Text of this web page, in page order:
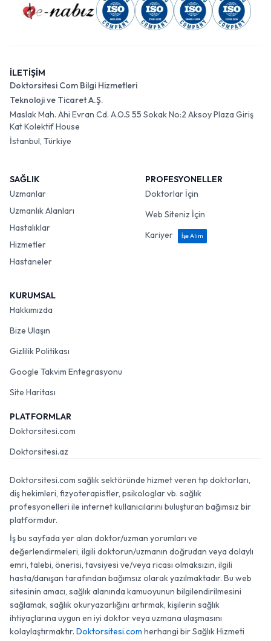
İLETİŞİM
Doktorsitesi Com Bilgi Hizmetleri
Teknoloji ve Ticaret A.Ş.
Maslak Mah. Ahi Evran Cd. A.O.S 55 Sokak No:2 Aksoy Plaza Giriş
Kat Kolektif House
İstanbul, Türkiye
SAĞLIK
Uzmanlar
Uzmanlık Alanları
Hastalıklar
Hizmetler
Hastaneler
PROFESYONELLER
Doktorlar İçin
Web Siteniz İçin
Kariyer
İşe Alım
KURUMSAL
Hakkımızda
Bize Ulaşın
Gizlilik Politikası
Google Takvim Entegrasyonu
Site Haritası
PLATFORMLAR
Doktorsitesi.com
Doktorsitesi.az
Doktorsitesi.com sağlık sektöründe hizmet veren tıp doktorları,
diş hekimleri, fizyoterapistler, psikologlar vb. sağlık
profesyonelleri ile internet kullanıcılarını buluşturan bağımsız bir
platformdur.
İş bu sayfada yer alan doktor/uzman yorumları ve
değerlendirmeleri, ilgili doktorun/uzmanın doğrudan veya dolaylı
emri, talebi, önerisi, tavsiyesi ve/veya ricası olmaksızın, ilgili
hasta/danışan tarafından bağımsız olarak yazılmaktadır. Bu web
sitesinin amacı, sağlık alanında kamuoyunun bilgilendirilmesini
sağlamak, sağlık okuryazarlığını artırmak, kişilerin sağlık
ihtiyaçlarına uygun en iyi doktor veya uzmana ulaşmasını
kolaylaştırmaktır. Doktorsitesi.com herhangi bir Sağlık Hizmeti